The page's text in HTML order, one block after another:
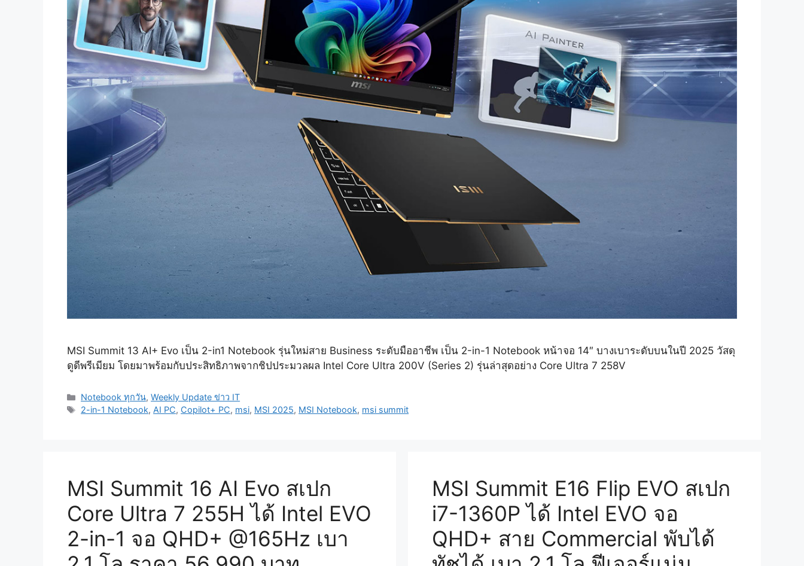
MSI Summit 13 AI+ Evo เป็น 2-in1 Notebook รุ่นใหม่สาย Business ระดับมืออาชีพ เป็น 2-in-1 Notebook หน้าจอ 14″ บางเบาระดับบนในปี 2025 วัสดุ
ดูดีพรีเมียม โดยมาพร้อมกับประสิทธิภาพจากชิปประมวลผล Intel Core Ultra 200V (Series 2) รุ่นล่าสุดอย่าง Core Ultra 7 258V
Categories
Notebook ทุกวัน,Weekly Update ข่าว IT
Tags
2-in-1 Notebook, AI PC, Copilot+ PC, msi, MSI 2025, MSI Notebook, msi summit
MSI Summit 16 AI Evo สเปก
Core Ultra 7 255H ได้ Intel EVO
2-in-1 จอ QHD+ @165Hz เบา
MSI Summit E16 Flip EVO สเปก
i7-1360P ได้ Intel EVO จอ
QHD+ สาย Commercial พับได้